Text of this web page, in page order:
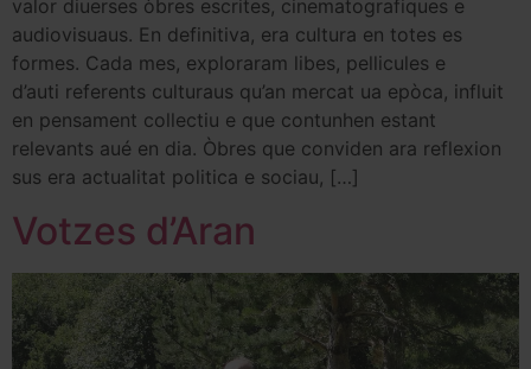
valor diuerses òbres escrites, cinematografiques e
audiovisuaus. En definitiva, era cultura en totes es
formes. Cada mes, exploraram libes, pellicules e
d’auti referents culturaus qu’an mercat ua epòca, influit
en pensament collectiu e que contunhen estant
relevants aué en dia. Òbres que conviden ara reflexion
sus era actualitat politica e sociau, […]
Votzes d’Aran